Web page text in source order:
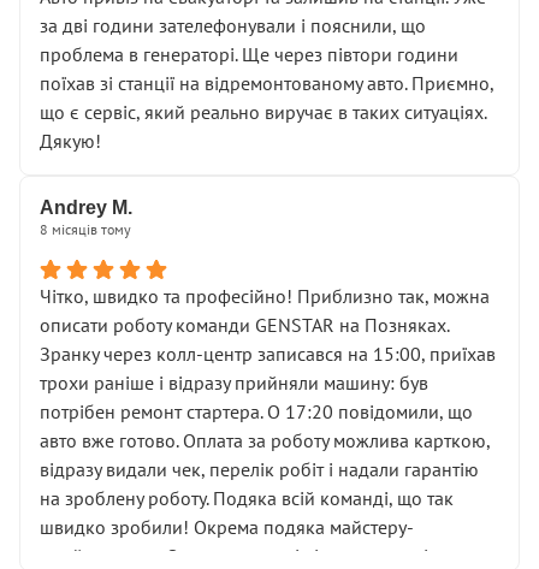
чіткого пояснення
( ну все зняли та доробили) дякую!
Окремий момент, який виглядає абсурдно:
мені заявили, що бачок гальмівної рідини потрібно
міняти разом із головним гальмівним циліндром у
Для людини, яка хоча б трохи розуміється на техніці,
це звучить як мінімум непрофесійно, а як максимум —
спроба продати дорогий вузол замість елементарних
ущільнювачів.
Що прикро — це не перший мій візит. Раніше міняв у
вас стартер, і тоді сервіс наче справив хороше
враження. Але згодом знайшов декілька гайок під
лобовим склом. Мені пояснили, що це “старі гайки, які
відкручували”, і попросили не хвилюватися. ( надіюсь
новий власник, не застяг в полі))
Але після нинішнього візиту такі дрібниці вже не
здаються дрібницями.
Я — клієнт, який працює на довірі, і саме її цей сервіс
за дві години зателефонували і пояснили, що
проблема в генераторі. Ще через півтори години
поїхав зі станції на відремонтованому авто. Приємно,
що є сервіс, який реально виручає в таких ситуаціях.
Дякую!
Andrey M.
8 місяців тому
Чітко, швидко та професійно! Приблизно так, можна
описати роботу команди GENSTAR на Позняках.
Зранку через колл-центр записався на 15:00, приїхав
трохи раніше і відразу прийняли машину: був
потрібен ремонт стартера. О 17:20 повідомили, що
авто вже готово. Оплата за роботу можлива карткою,
відразу видали чек, перелік робіт і надали гарантію
на зроблену роботу. Подяка всій команді, що так
швидко зробили! Окрема подяка майстеру-
приймальнику Олександру: всі чітко та по суті.